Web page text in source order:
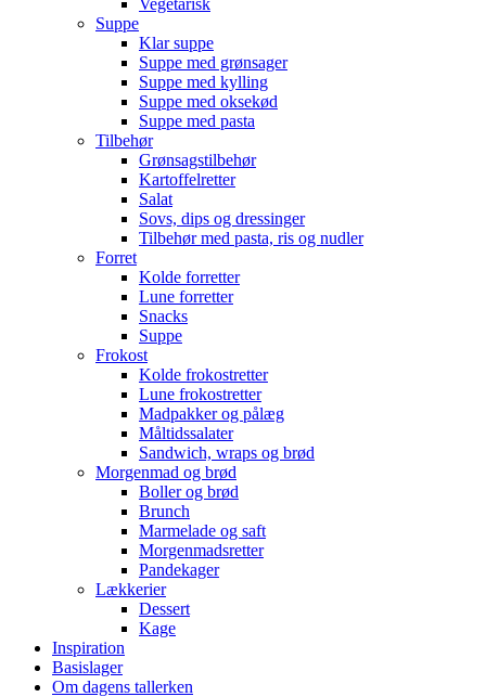
Vegetarisk
Suppe
Klar suppe
Suppe med grønsager
Suppe med kylling
Suppe med oksekød
Suppe med pasta
Tilbehør
Grønsagstilbehør
Kartoffelretter
Salat
Sovs, dips og dressinger
Tilbehør med pasta, ris og nudler
Forret
Kolde forretter
Lune forretter
Snacks
Suppe
Frokost
Kolde frokostretter
Lune frokostretter
Madpakker og pålæg
Måltidssalater
Sandwich, wraps og brød
Morgenmad og brød
Boller og brød
Brunch
Marmelade og saft
Morgenmadsretter
Pandekager
Lækkerier
Dessert
Kage
Inspiration
Basislager
Om dagens tallerken